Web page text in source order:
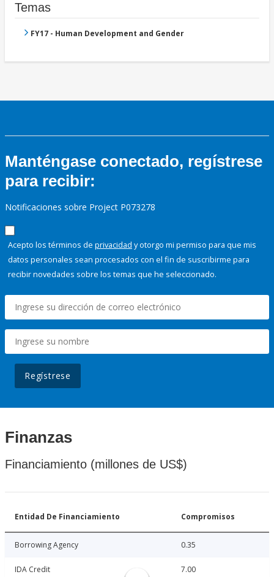
Temas
FY17 - Human Development and Gender
Manténgase conectado, regístrese
para recibir:
Notificaciones sobre Project P073278
Acepto los términos de privacidad y otorgo mi permiso para que mis
datos personales sean procesados con el fin de suscribirme para
recibir novedades sobre los temas que he seleccionado.
Regístrese
Finanzas
Financiamiento (millones de US$)
Entidad De Financiamiento Compromisos
Borrowing Agency 0.35
IDA Credit 7.00